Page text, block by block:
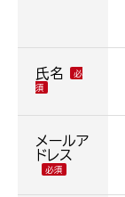
氏名
メールア
ドレス